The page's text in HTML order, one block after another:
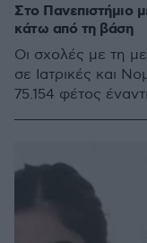
Στο Πανεπιστήμιο
κάτω από τη βάση
Οι σχολές με τη
σε Ιατρικές και
75.154 φέτος